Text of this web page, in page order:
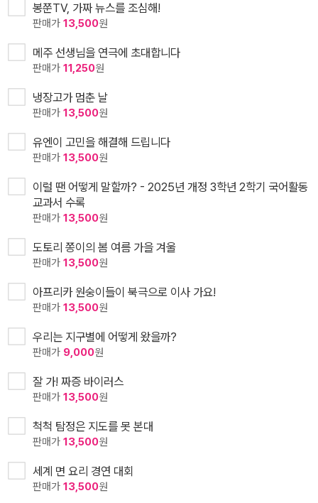
봉쭌TV, 가짜 뉴스를 조심해!
판매가 13,500원
메주 선생님을 연극에 초대합니다
판매가 11,250원
냉장고가 멈춘 날
판매가 13,500원
유엔이 고민을 해결해 드립니다
판매가 13,500원
이럴 땐 어떻게 말할까? - 2025년 개정 3학년 2학기 국어활동
교과서 수록
판매가 13,500원
도토리 쫑이의 봄 여름 가을 겨울
판매가 13,500원
아프리카 원숭이들이 북극으로 이사 가요!
판매가 13,500원
우리는 지구별에 어떻게 왔을까?
판매가 9,000원
잘 가! 짜증 바이러스
판매가 13,500원
척척 탐정은 지도를 못 본대
판매가 13,500원
세계 면 요리 경연 대회
판매가 13,500원